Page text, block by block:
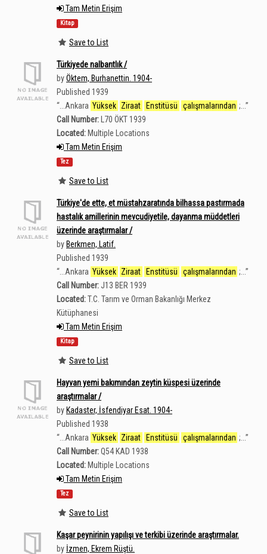
Tam Metin Erişim
Kitap
Save to List
Türkiyede nalbantlık /
byÖktem, Burhanettin. 1904-
Published 1939
“ ...Ankara Yüksek Ziraat Enstitüsü çalışmalarından ;...”
Call Number:
L70 ÖKT 1939
Located: Multiple Locations
Tam Metin Erişim
Tez
Save to List
Türkiye'de ette, et müstahzaratında bilhassa pastırmada
hastalık amillerinin mevcudiyetile, dayanma müddetleri
üzerinde araştırmalar /
by Berkmen, Latif.
Published 1939
“ ...Ankara Yüksek Ziraat Enstitüsü çalışmalarından ;...”
Call Number:J13 BER 1939
Located:T.C. Tarım ve Orman Bakanlığı Merkez
Kütüphanesi
Tam Metin Erişim
Kitap
Save to List
Hayvan yemi bakımından zeytin küspesi üzerinde
araştırmalar /
by Kadaster, İsfendiyar Esat. 1904-
Published 1938
“ ...Ankara Yüksek Ziraat Enstitüsü çalışmalarından ;...”
Call Number:Q54 KAD 1938
Located: Multiple Locations
Tam Metin Erişim
Tez
Save to List
Kaşar peynirinin yapılışı ve terkibi üzerinde araştırmalar.
by İzmen, Ekrem Rüştü.